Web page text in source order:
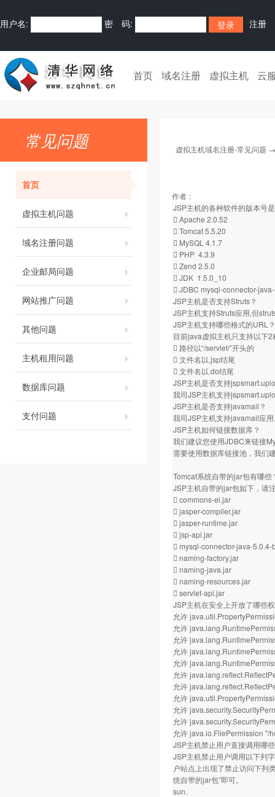
用户名: 密 码: 注册
首页 域名注册 虚拟主机 云
常见问题
首页
虚拟主机问题
域名注册问题
企业邮局问题
网站推广问题
其他问题
主机租用问题
数据库问题
支付问题
虚拟主机域名注册-常见问题
作者：
JSP主机的各种软件的版本号
 Apache 2.0.52
 Tomcat 5.5.20
 MySQL 4.1.7
 PHP 4.3.9
 Zend 2.5.0
 JDK 1.5.0_10
 JDBC mysql-connector-
JSP主机是否支持Struts？
JSP主机支持Struts应用,但
JSP主机支持哪些格式的URL？
目前java虚拟主机只支持以下2
 路径以“/servlet/”开头的
 文件名以.jsp结尾
 文件名以.do结尾
JSP主机是否支持
我司JSP主机支持
JSP主机是否支持javamail？
我司JSP主机支持javamail应
JSP主机如何链接数据库？
我们建议您使用JDBC来链接
需要使用数据库链接池，我们
Tomcat系统自带的jar包有哪些
JSP主机自带的jar包如下，请
 commons-el.jar
 jasper-compiler.jar
 jasper-runtime.jar
 jsp-api.jar
 mysql-connector-java-5.0.4-
 naming-factory.jar
 naming-java.jar
 naming-resources.jar
 servlet-api.jar
JSP主机在安全上开放了哪些
允许
允许
允许
允许
允许
允许
允许
允许
允许
允许
允许 java.io.FilePermission "/
JSP主机禁止用户直接调用哪
JSP主机禁止用户调用以下列
户站点上出现了禁止访问下列
统自带的jar包”即可。
sun.